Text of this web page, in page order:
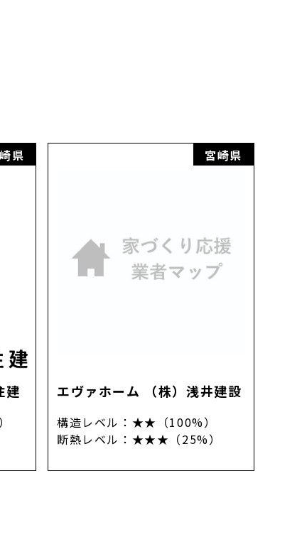
県
建
宮崎県
エヴァホーム （株）浅井建設
構造レベル ： ★★（100%）
断熱レベル ： ★★★（25%）